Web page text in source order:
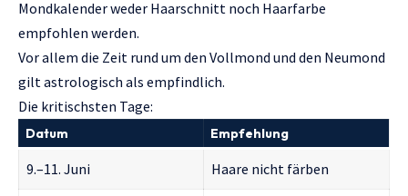
Mondkalender weder Haarschnitt noch Haarfarbe
empfohlen werden.
Vor allem die Zeit rund um den Vollmond und den Neumond
gilt astrologisch als empfindlich.
Die kritischsten Tage:
Datum Empfehlung
9.–11. Juni Haare nicht färben